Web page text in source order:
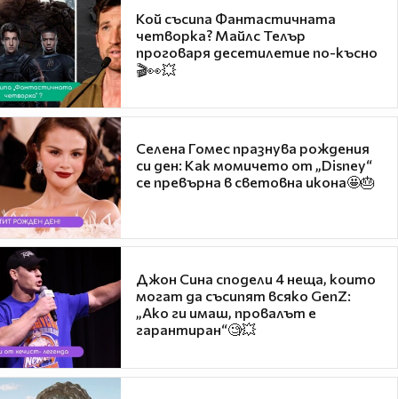
Кой съсипа Фантастичната
четворка? Майлс Телър
проговаря десетилетие по-късно
🎬👀💥
Селена Гомес празнува рождения
си ден: Как момичето от „Disney“
се превърна в световна икона🤩🎂
Джон Сина сподели 4 неща, които
могат да съсипят всяко GenZ:
„Ако ги имаш, провалът е
гарантиран“🧐💥